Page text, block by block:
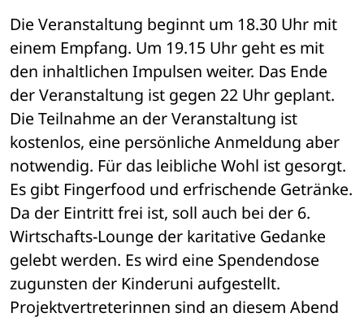
Die Veranstaltung beginnt um 18.30 Uhr mit
einem Empfang. Um 19.15 Uhr geht es mit
den inhaltlichen Impulsen weiter. Das Ende
der Veranstaltung ist gegen 22 Uhr geplant.
Die Teilnahme an der Veranstaltung ist
kostenlos, eine persönliche Anmeldung aber
notwendig. Für das leibliche Wohl ist gesorgt.
Es gibt Fingerfood und erfrischende Getränke.
Da der Eintritt frei ist, soll auch bei der 6.
Wirtschafts-Lounge der karitative Gedanke
gelebt werden. Es wird eine Spendendose
zugunsten der Kinderuni aufgestellt.
Projektvertreterinnen sind an diesem Abend